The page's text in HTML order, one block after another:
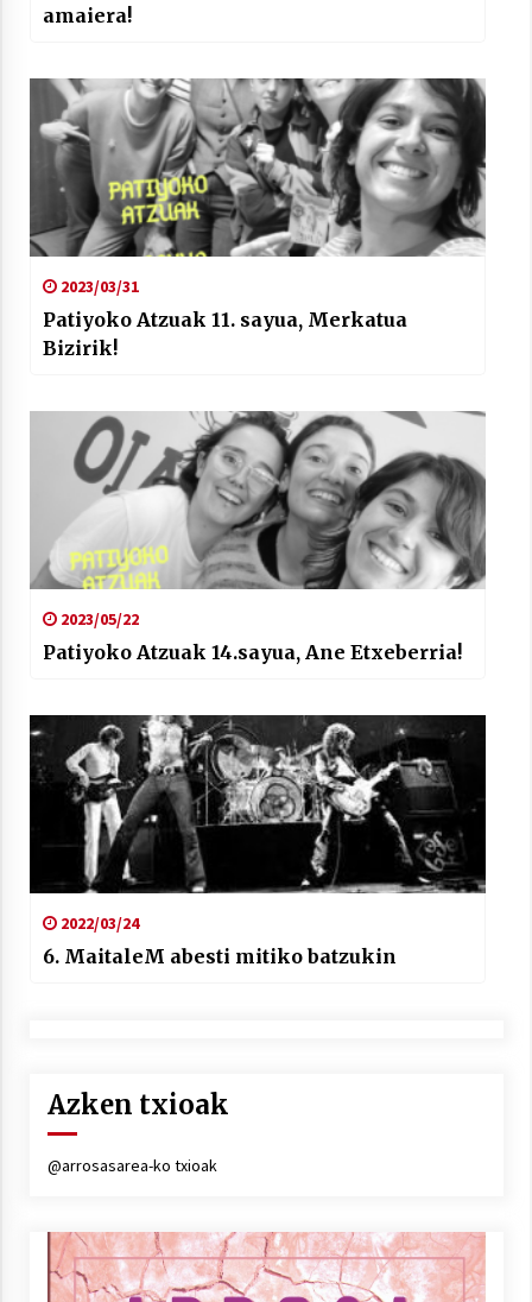
amaiera!
2023/03/31
Patiyoko Atzuak 11. sayua, Merkatua
Bizirik!
2023/05/22
Patiyoko Atzuak 14.sayua, Ane Etxeberria!
2022/03/24
6. MaitaleM abesti mitiko batzukin
Azken txioak
@arrosasarea-ko txioak